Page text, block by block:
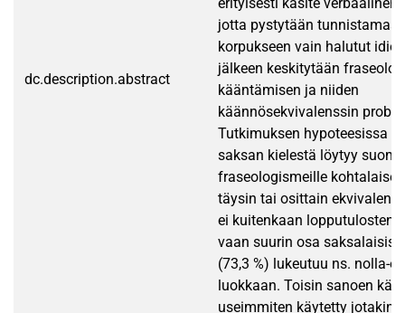
dc.description.abstract
jotta pystytään
korpukseen vain halutut
jälkeen keskitytään
kääntämisen ja niiden
käännösekvivalenssin
Tutkimuksen hypoteesissa
saksan kielestä löytyy
fraseologismeille
täysin tai osittain
ei kuitenkaan lopputulosten
vaan suurin osa
(73,3 %) lukeutuu ns. nolla-
luokkaan. Toisin sanoen
useimmiten käytetty jotakin